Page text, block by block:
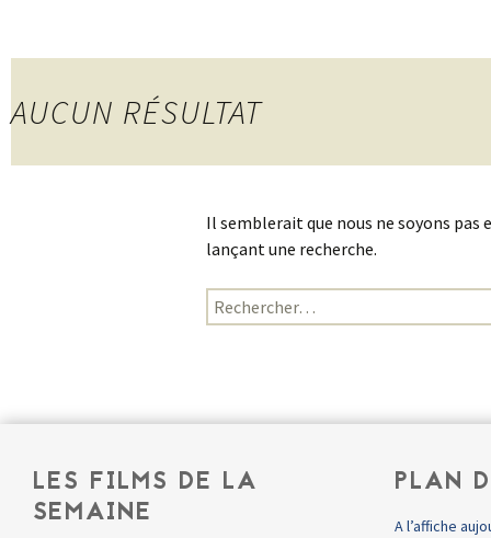
AUCUN RÉSULTAT
Il semblerait que nous ne soyons pas
lançant une recherche.
Rechercher :
LES FILMS DE LA
SEMAINE
PLAN
A l’affiche